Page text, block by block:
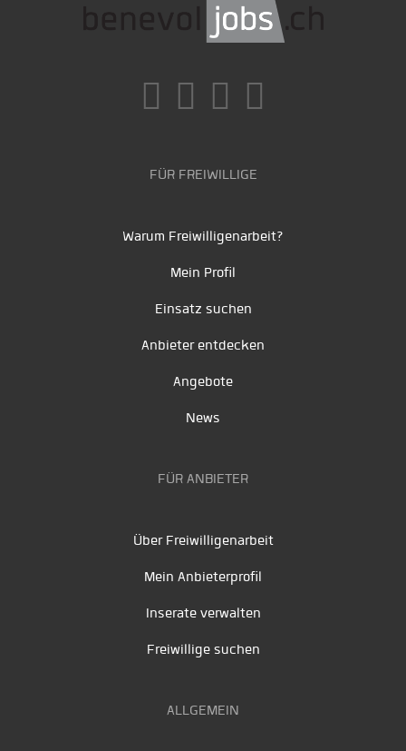
FÜR FREIWILLIGE
Warum Freiwilligenarbeit?
Mein Profil
Einsatz suchen
Anbieter entdecken
Angebote
News
FÜR ANBIETER
Über Freiwilligenarbeit
Mein Anbieterprofil
Inserate verwalten
Freiwillige suchen
ALLGEMEIN